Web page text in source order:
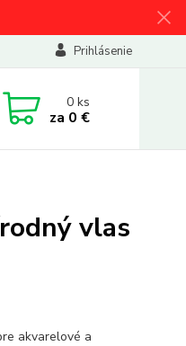
Prihlásenie
0ks
za 0 €
vlas
akvarelové a